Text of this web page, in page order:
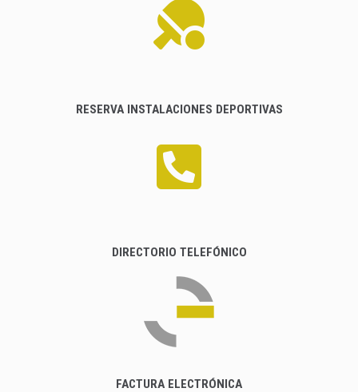
RESERVA INSTALACIONES DEPORTIVAS
DIRECTORIO TELEFÓNICO
FACTURA ELECTRÓNICA